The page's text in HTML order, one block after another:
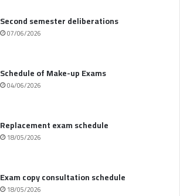
Second semester deliberations
07/06/2026
Schedule of Make-up Exams
04/06/2026
Replacement exam schedule
18/05/2026
Exam copy consultation schedule
18/05/2026